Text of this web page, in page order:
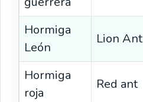
Hormiga
León
Lion Ant
Hormiga
roja
Red ant